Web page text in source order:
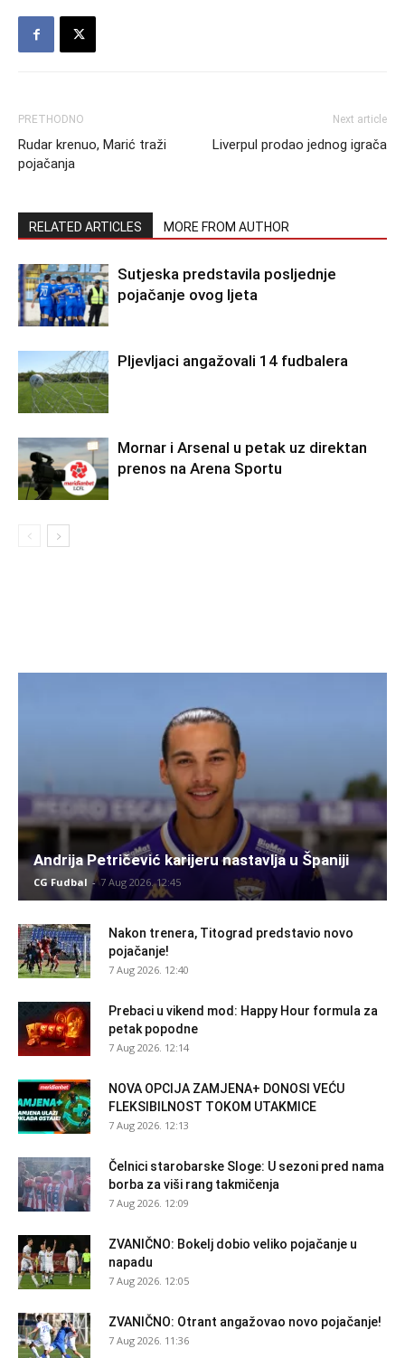
PRETHODNO
Rudar krenuo, Marić traži
pojačanja
Next article
Liverpul prodao jednog igrača
RELATED ARTICLES MORE FROM AUTHOR
Sutjeska predstavila posljednje
pojačanje ovog ljeta
Pljevljaci angažovali 14 fudbalera
Mornar i Arsenal u petak uz direktan
prenos na Arena Sportu
Andrija Petričević karijeru nastavlja u Španiji
CG Fudbal - 7 Aug 2026. 12:45
Nakon trenera, Titograd predstavio novo
pojačanje!
7 Aug 2026. 12:40
Prebaci u vikend mod: Happy Hour formula za
petak popodne
7 Aug 2026. 12:14
NOVA OPCIJA ZAMJENA+ DONOSI VEĆU
FLEKSIBILNOST TOKOM UTAKMICE
7 Aug 2026. 12:13
Čelnici starobarske Sloge: U sezoni pred nama
borba za viši rang takmičenja
7 Aug 2026. 12:09
ZVANIČNO: Bokelj dobio veliko pojačanje u
napadu
7 Aug 2026. 12:05
ZVANIČNO: Otrant angažovao novo pojačanje!
7 Aug 2026. 11:36